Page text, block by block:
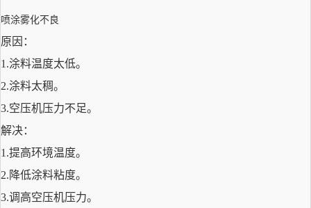
喷涂雾化不良
原因：
1.涂料温度太低。
2.涂料太稠。
3.空压机压力不足。
解决：
1.提高环境温度。
2. 降低涂料粘度。
3.调高空压机压力。